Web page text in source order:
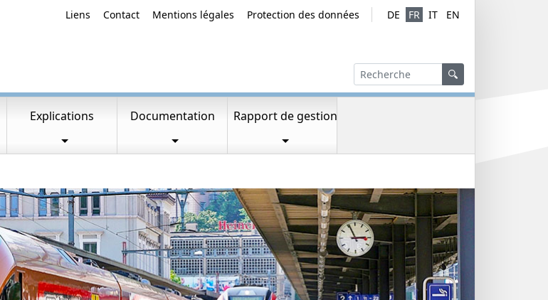
Liens Contact Mentions légales Protection des données DE FR IT EN
Recherche
Recherche
Recherche
Explications Documentation Rapport de gestion